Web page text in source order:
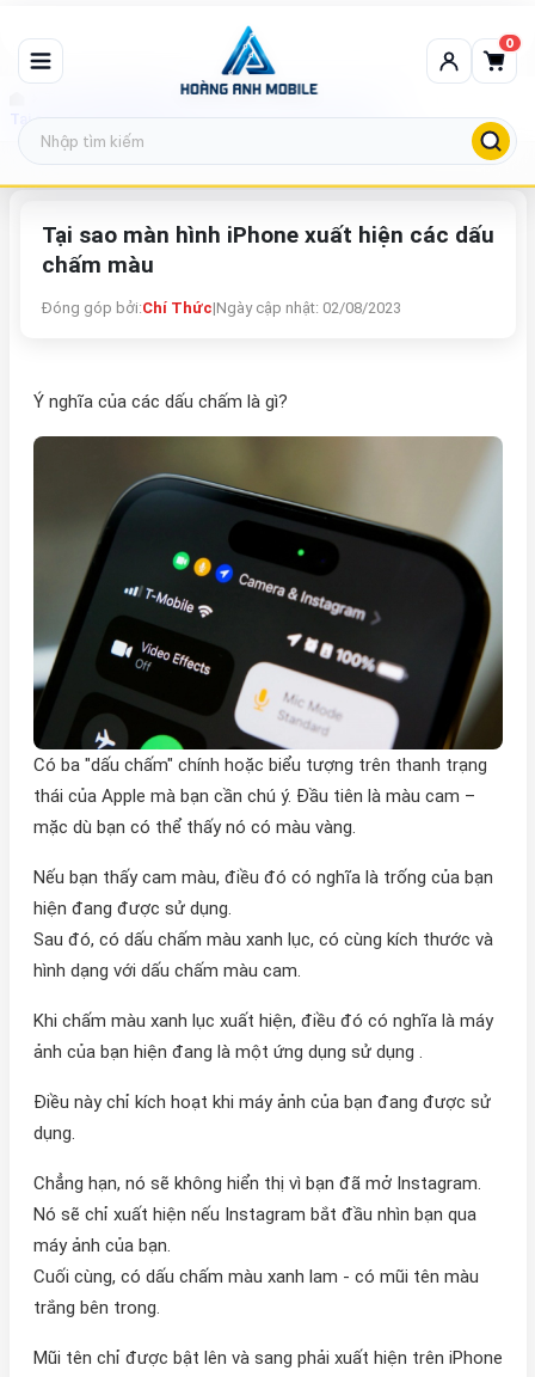
0
Tại sao màn hình iPhone xuất hiện các dấu chấm màu
Tại sao màn hình iPhone xuất hiện các dấu
chấm màu
Đóng góp bởi:Chí Thức|Ngày cập nhật: 02/08/2023
Ý nghĩa của các dấu chấm là gì?
Có ba "dấu chấm" chính hoặc biểu tượng trên thanh trạng
thái của Apple mà bạn cần chú ý. Đầu tiên là màu cam –
mặc dù bạn có thể thấy nó có màu vàng.
Nếu bạn thấy cam màu, điều đó có nghĩa là trống của bạn
hiện đang được sử dụng.
Sau đó, có dấu chấm màu xanh lục, có cùng kích thước và
hình dạng với dấu chấm màu cam.
Khi chấm màu xanh lục xuất hiện, điều đó có nghĩa là máy
ảnh của bạn hiện đang là một ứng dụng sử dụng .
Điều này chỉ kích hoạt khi máy ảnh của bạn đang được sử
dụng.
Chẳng hạn, nó sẽ không hiển thị vì bạn đã mở Instagram.
Nó sẽ chỉ xuất hiện nếu Instagram bắt đầu nhìn bạn qua
máy ảnh của bạn.
Cuối cùng, có dấu chấm màu xanh lam - có mũi tên màu
trắng bên trong.
Mũi tên chỉ được bật lên và sang phải xuất hiện trên iPhone